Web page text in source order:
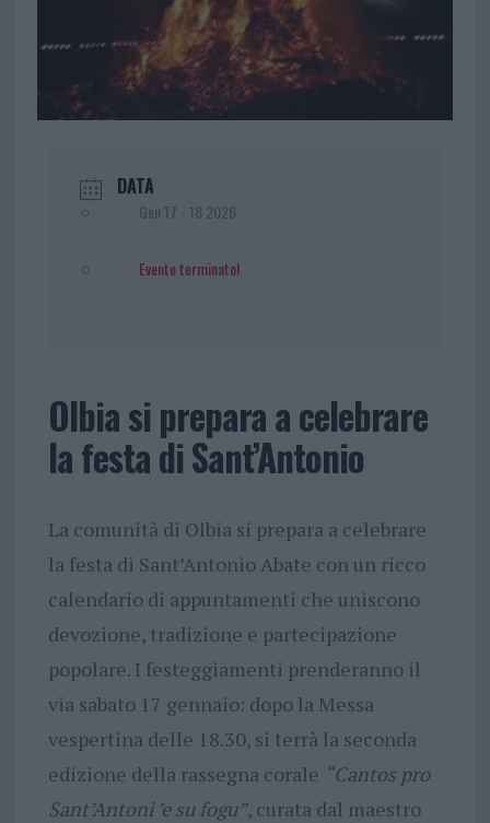
DATA
Gen 17 - 18 2026
Evento terminato!
Olbia si prepara a celebrare
la festa di Sant’Antonio
La comunità di Olbia si prepara a celebrare
la festa di Sant’Antonio Abate con un ricco
calendario di appuntamenti che uniscono
devozione, tradizione e partecipazione
popolare. I festeggiamenti prenderanno il
via sabato 17 gennaio: dopo la Messa
vespertina delle 18.30, si terrà la seconda
edizione della rassegna corale “Cantos pro
Sant’Antoni ’e su fogu”, curata dal maestro